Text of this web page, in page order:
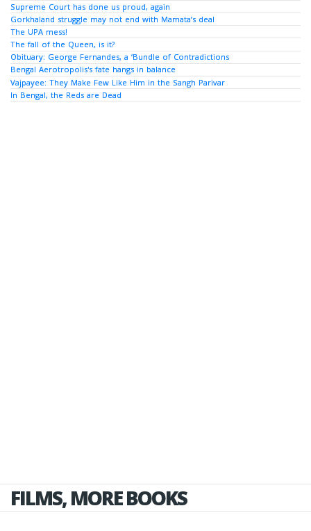
Supreme Court has done us proud, again
Gorkhaland struggle may not end with Mamata’s deal
The UPA mess!
The fall of the Queen, is it?
Obituary: George Fernandes, a ‘Bundle of Contradictions
Bengal Aerotropolis's fate hangs in balance
Vajpayee: They Make Few Like Him in the Sangh Parivar
In Bengal, the Reds are Dead
FILMS, MORE BOOKS